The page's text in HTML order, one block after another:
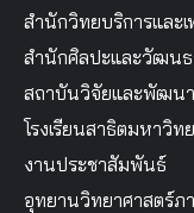
สำนักวิทยบริการและเ
สำนักศิลปะและวัฒนธ
สถาบันวิจัยและพัฒนา
โรงเรียนสาธิตมหาวิท
งานประชาสัมพันธ์
อุทยานวิทยาศาสตร์ภ